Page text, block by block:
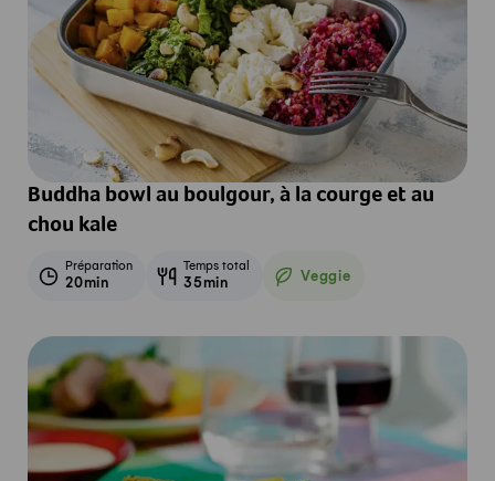
Buddha bowl au boulgour, à la courge et au
chou kale
Préparation
20min
Temps total
35min Veggie
Veggie